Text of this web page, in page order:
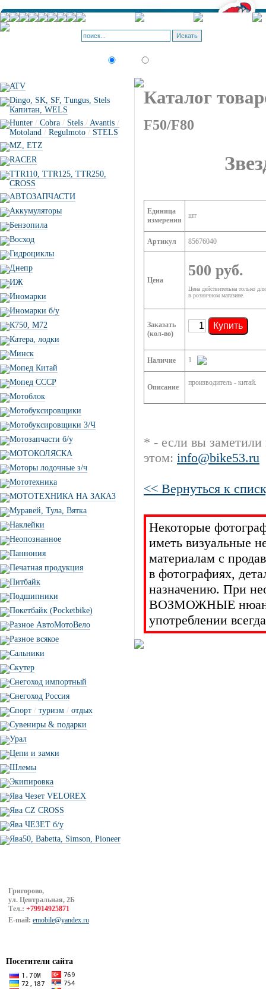
ATV
Dingo, SK, SF, Tungus, Stels
Капитан, WELS
Hunter / Cobra / Stels / Avantis /
Motoland / Regulmoto / STELS
MZ, ETZ
RACER
TTR110, TTR125, TTR250,
CROSS
АВТОЗАПЧАСТИ
Аккумуляторы
Бензопила
Восход
Гидроциклы
Днепр
ИЖ
Иномарки
Иномарки б/у
К750, М72
Катера, лодки
Минск
Мопед Китай
Мопед СССР
Мотоблок
Мотобуксировщики
Мотобуксировщики З/Ч
Мотозапчасти б/у
МОТОКОЛЯСКА
Моторы лодочные з/ч
Мототехника
МОТОТЕХНИКА НА ЗАКАЗ
Муравей, Тула, Вятка
Наклейки
Неопознанное
Паннония
Печатная продукция
Питбайк
Подшипники
Покетбайк (Pocketbike)
Разное АвтоМотоВело
Разное всякое
Сальники
Скутер
Снегоход импортный
Снегоход Россия
Спорт / туризм / отдых
Сувениры & подарки
Урал
Цепи и замки
Шлемы
Экипировка
Ява Чезет VELOREX
Ява CZ CROSS
Ява ЧЕЗЕТ б/у
Ява50, Babetta, Simson, Pioneer
Григорово,
ул. Центральная, 2Б
Тел.: +79914925871
E-mail: emobile@yandex.ru
Посетители сайта
Каталог
F50/F80
Единица
измерения
шт
Артикул 85676040
Цена
500 руб.
Цена действительна только
в розничном магазине.
Заказать
(кол-во)
Купить
Наличие 1
Описание
производитель - китай.
* - если вы
этом: info@bike53.ru
<< Вернуться к
Некоторые
иметь визуальные
материалам с
в фотографиях,
назначению. При
ВОЗМОЖНЫЕ
употреблении